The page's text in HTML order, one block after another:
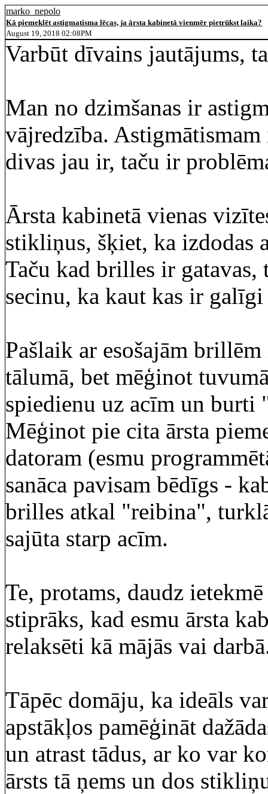
marko_nepolo
Kā piemeklēt astigmatisma lēcas, ja ārsta kabinetā vienmēr pietrūkst laika?
August 19, 2018 02:08PM
Varbūt dīvains jautājums,
Man no dzimšanas ir
vājredzība.
divas jau ir, taču ir
Ārsta kabinetā vienas
stikliņus, šķiet, ka izdodas
Taču kad brilles ir gatavas,
secinu, ka kaut kas ir galīgi
Pašlaik ar esošajām
tālumā, bet mēģinot
spiedienu uz acīm un burti
Mēģinot pie cita ārsta
datoram (esmu
sanāca pavisam bēdīgs -
brilles atkal "reibina",
sajūta starp acīm.
Te, protams, daudz
stiprāks, kad esmu ārsta
relaksēti kā mājās vai
Tāpēc domāju, ka ideāls
apstākļos pamēģināt
un atrast tādus, ar ko var
ārsts tā ņems un dos